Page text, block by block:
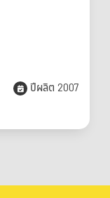
ปีผลิต 2007